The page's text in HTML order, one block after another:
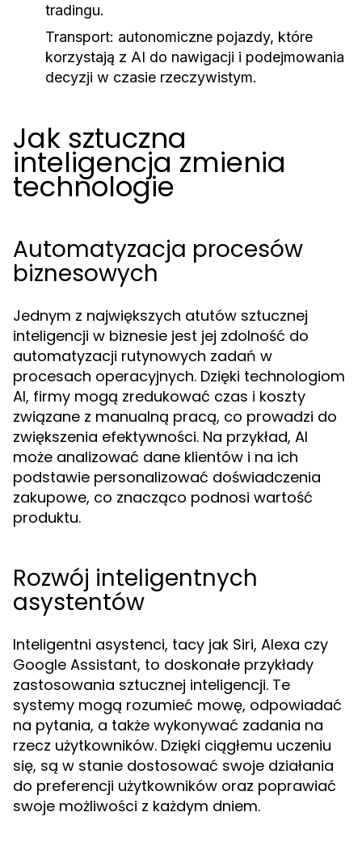
tradingu.
Transport: autonomiczne pojazdy, które
korzystają z AI do nawigacji i podejmowania
decyzji w czasie rzeczywistym.
Jak sztuczna
inteligencja zmienia
technologie
Automatyzacja procesów
biznesowych
Jednym z największych atutów sztucznej
inteligencji w biznesie jest jej zdolność do
automatyzacji rutynowych zadań w
procesach operacyjnych. Dzięki technologiom
AI, firmy mogą zredukować czas i koszty
związane z manualną pracą, co prowadzi do
zwiększenia efektywności. Na przykład, AI
może analizować dane klientów i na ich
podstawie personalizować doświadczenia
zakupowe, co znacząco podnosi wartość
produktu.
Rozwój inteligentnych
asystentów
Inteligentni asystenci, tacy jak Siri, Alexa czy
Google Assistant, to doskonałe przykłady
zastosowania sztucznej inteligencji. Te
systemy mogą rozumieć mowę, odpowiadać
na pytania, a także wykonywać zadania na
rzecz użytkowników. Dzięki ciągłemu uczeniu
się, są w stanie dostosować swoje działania
do preferencji użytkowników oraz poprawiać
swoje możliwości z każdym dniem.